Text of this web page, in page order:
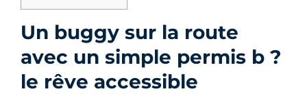
Un buggy sur la route
avec un simple permis b ?
le rêve accessible